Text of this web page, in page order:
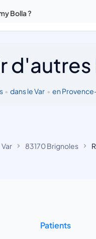
Bolla ?
• dans le Var • en
Var 83170 Brignoles
Patients